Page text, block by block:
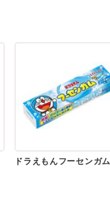
ドラえもんフーセンガム